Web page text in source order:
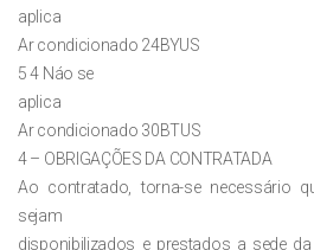
aplica
Ar condicionado 24BYUS
5 4 Náo se
aplica
Ar condicionado 30BTUS
4 – OBRIGAÇÕES DA CONTRATADA
Ao contratado, torna-se necessário
sejam
disponibilizados e prestados a sede